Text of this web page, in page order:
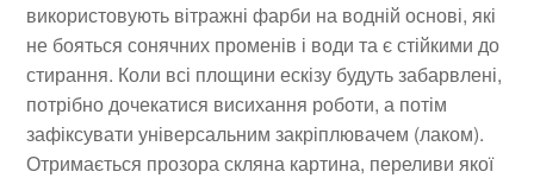
використовують вітражні фарби на водній основі, які
не бояться сонячних променів і води та є стійкими до
стирання. Коли всі площини ескізу будуть забарвлені,
потрібно дочекатися висихання роботи, а потім
зафіксувати універсальним закріплювачем (лаком).
Отримається прозора скляна картина, переливи якої